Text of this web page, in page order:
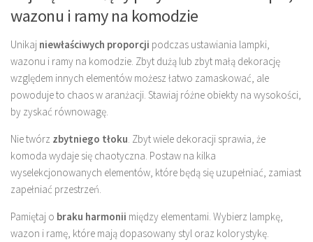
wazonu i ramy na komodzie
Unikaj niewłaściwych proporcji podczas ustawiania lampki,
wazonu i ramy na komodzie. Zbyt dużą lub zbyt małą dekorację
względem innych elementów możesz łatwo zamaskować, ale
powoduje to chaos w aranżacji. Stawiaj różne obiekty na wysokości,
by zyskać równowagę.
Nie twórz zbytniego tłoku . Zbyt wiele dekoracji sprawia, że
komoda wydaje się chaotyczna. Postaw na kilka
wyselekcjonowanych elementów, które będą się uzupełniać, zamiast
zapełniać przestrzeń.
Pamiętaj o braku harmonii między elementami. Wybierz lampkę,
wazon i ramę, które mają dopasowany styl oraz kolorystykę.